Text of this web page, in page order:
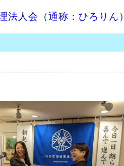
人会（通称：ひろりん）